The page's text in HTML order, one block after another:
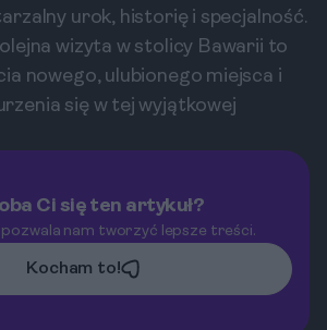
urok, historię i specjalność.
wizyta w stolicy Bawarii to
nowego, ulubionego miejsca i
się w tej wyjątkowej
Ci się ten artykuł?
pozwala nam tworzyć lepsze treści.
Kocham to!